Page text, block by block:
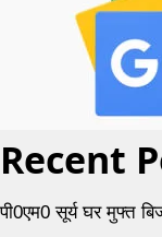
Recent
पी0एम0 सूर्य घर मुफ्त